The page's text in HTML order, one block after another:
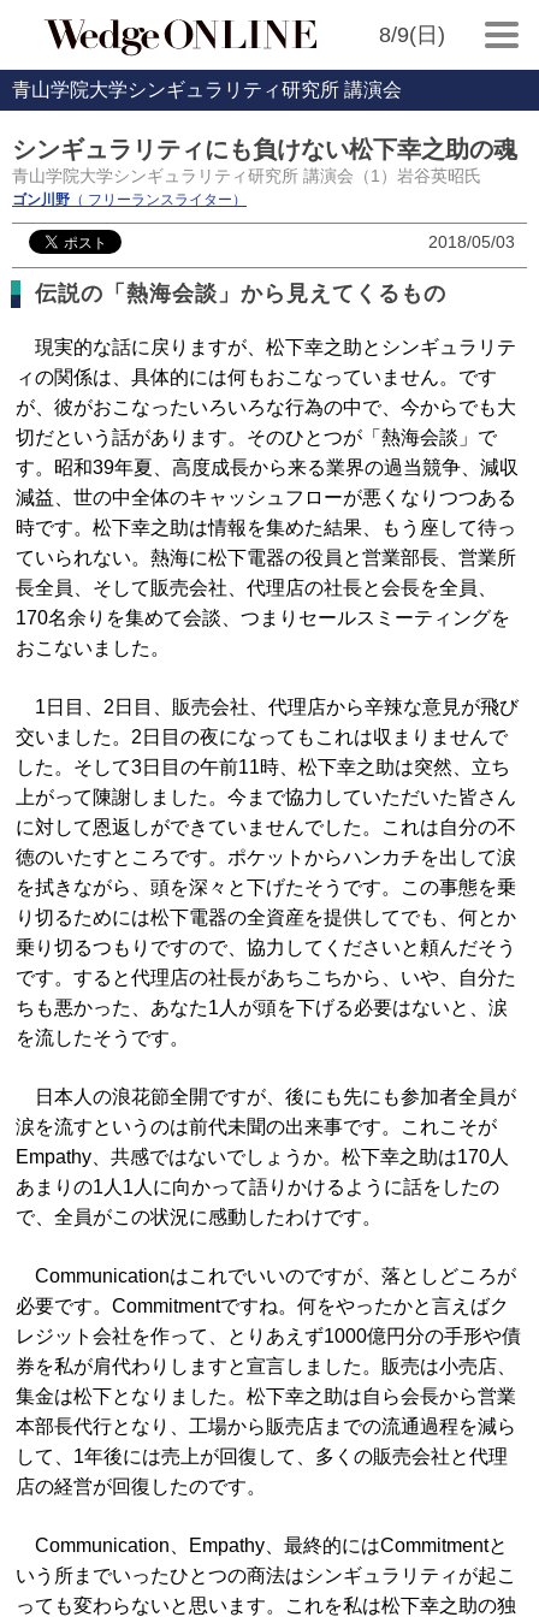
8/9(日)
青山学院大学シンギュラリティ研究所 講演会
シンギュラリティにも負けない松下幸之助の魂
青山学院大学シンギュラリティ研究所 講演会（1）岩谷英昭氏
ゴン川野 （ フリーランスライター）
2018/05/03
伝説の「熱海会談」から見えてくるもの
現実的な話に戻りますが、松下幸之助とシンギュラリテ
ィの関係は、具体的には何もおこなっていません。です
が、彼がおこなったいろいろな行為の中で、今からでも大
切だという話があります。そのひとつが「熱海会談」で
す。昭和39年夏、高度成長から来る業界の過当競争、減収
減益、世の中全体のキャッシュフローが悪くなりつつある
時です。松下幸之助は情報を集めた結果、もう座して待っ
ていられない。熱海に松下電器の役員と営業部長、営業所
長全員、そして販売会社、代理店の社長と会長を全員、
170名余りを集めて会談、つまりセールスミーティングを
おこないました。
1日目、2日目、販売会社、代理店から辛辣な意見が飛び
交いました。2日目の夜になってもこれは収まりませんで
した。そして3日目の午前11時、松下幸之助は突然、立ち
上がって陳謝しました。今まで協力していただいた皆さん
に対して恩返しができていませんでした。これは自分の不
徳のいたすところです。ポケットからハンカチを出して涙
を拭きながら、頭を深々と下げたそうです。この事態を乗
り切るためには松下電器の全資産を提供してでも、何とか
乗り切るつもりですので、協力してくださいと頼んだそう
です。すると代理店の社長があちこちから、いや、自分た
ちも悪かった、あなた1人が頭を下げる必要はないと、涙
を流したそうです。
日本人の浪花節全開ですが、後にも先にも参加者全員が
涙を流すというのは前代未聞の出来事です。これこそが
Empathy、共感ではないでしょうか。松下幸之助は170人
あまりの1人1人に向かって語りかけるように話をしたの
で、全員がこの状況に感動したわけです。
Communicationはこれでいいのですが、落としどころが
必要です。Commitmentですね。何をやったかと言えばク
レジット会社を作って、とりあえず1000億円分の手形や債
券を私が肩代わりしますと宣言しました。販売は小売店、
集金は松下となりました。松下幸之助は自ら会長から営業
本部長代行となり、工場から販売店までの流通過程を減ら
して、1年後には売上が回復して、多くの販売会社と代理
店の経営が回復したのです。
Communication、Empathy、最終的にはCommitmentと
いう所までいったひとつの商法はシンギュラリティが起こ
っても変わらないと思います。これを私は松下幸之助の独